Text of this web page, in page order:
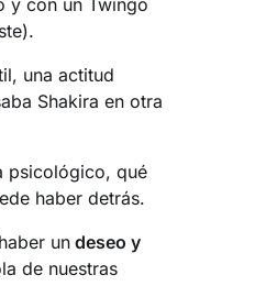
y con un Twingo
una actitud
Shakira en otra
psicológico, qué
haber detrás.
un deseo y
de nuestras